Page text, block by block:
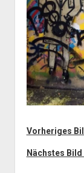
Vorheriges
Nächstes